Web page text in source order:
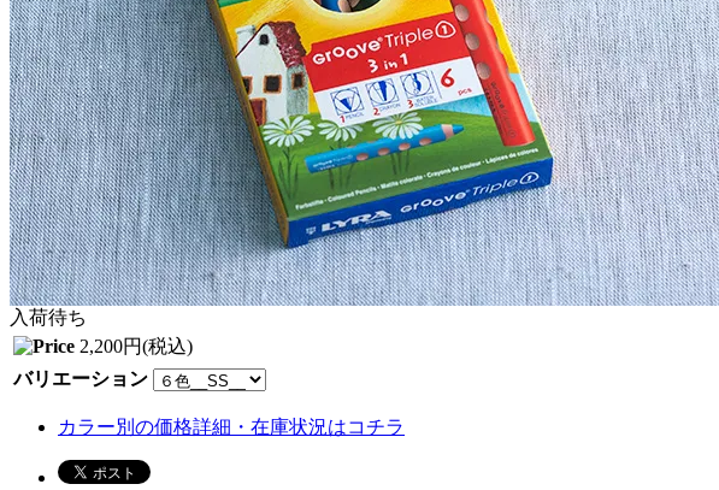
入荷待ち
2,200円(税込)
バリエーション
カラー別の価格詳細・在庫状況はコチラ